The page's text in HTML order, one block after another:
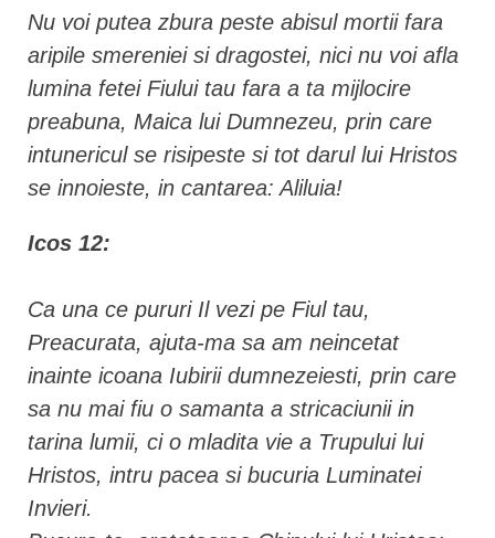
Nu voi putea zbura peste abisul mortii fara
aripile smereniei si dragostei, nici nu voi afla
lumina fetei Fiului tau fara a ta mijlocire
preabuna, Maica lui Dumnezeu, prin care
intunericul se risipeste si tot darul lui Hristos
se innoieste, in cantarea: Aliluia!
Icos 12:
Ca una ce pururi Il vezi pe Fiul tau,
Preacurata, ajuta-ma sa am neincetat
inainte icoana Iubirii dumnezeiesti, prin care
sa nu mai fiu o samanta a stricaciunii in
tarina lumii, ci o mladita vie a Trupului lui
Hristos, intru pacea si bucuria Luminatei
Invieri.